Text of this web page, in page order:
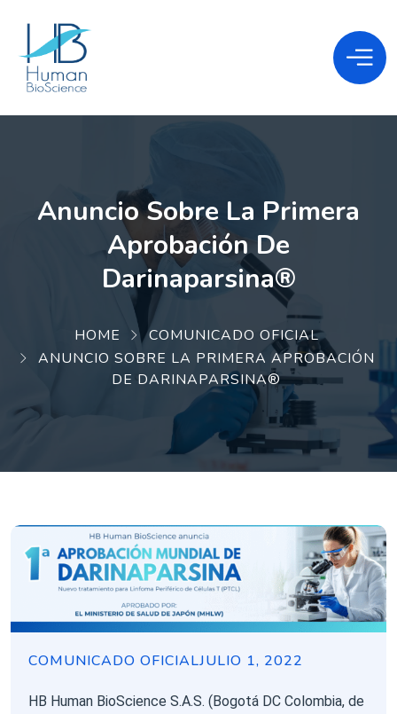
Anuncio Sobre La Primera
Aprobación De
Darinaparsina®
HOME
COMUNICADO OFICIAL
ANUNCIO SOBRE LA PRIMERA APROBACIÓN
DE DARINAPARSINA®
COMUNICADO OFICIALJULIO 1, 2022
HB Human BioScience S.A.S. (Bogotá DC Colombia, de